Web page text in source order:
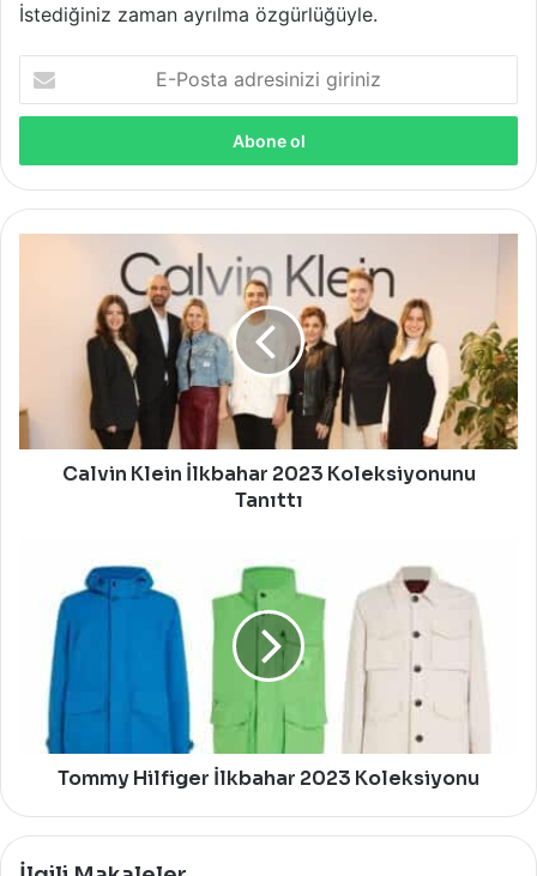
İstediğiniz zaman ayrılma özgürlüğüyle.
Posta
adresinizi
Koleksiyonunu
Calvin Klein İlkbahar 2023 Koleksiyonunu
Tanıttı
İlkbahar
2023
Koleksiyonu
Tommy Hilfiger İlkbahar 2023 Koleksiyonu